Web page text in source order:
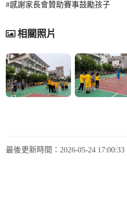
#感謝家長會贊助賽事鼓勵孩子
相關照片
最後更新時間： 2026-05-24 17:00:33